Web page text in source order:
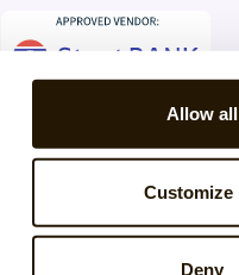
Allow all
Customize
Deny